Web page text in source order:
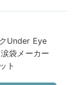
Under Eye
袋メーカー
ト